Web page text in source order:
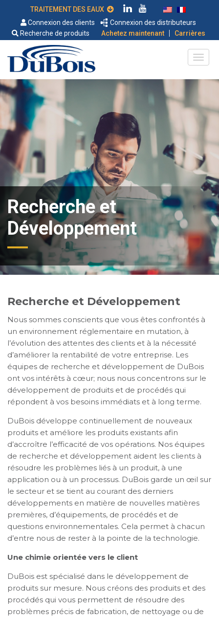
Connexion des clients
Connexion des distributeurs
Recherche de produits
Achetez maintenant | Carrières
Recherche et
Développement
Recherche et Développement
Nous sommes conscients que vous êtes confrontés à
un environnement réglementaire en mutation, à
l’évolution des attentes des clients et à la nécessité
d’améliorer la rentabilité de votre entreprise. Les
équipes de recherche et développement de DuBois
ont vos intérêts à cœur; nous nous concentrons sur le
développement de produits et de procédés qui
répondent à vos besoins immédiats et à long terme.
DuBois développe continuellement de nouveaux
produits et améliore les produits existants afin
d’accroître l’efficacité de vos opérations. Nos équipes
de recherche et développement aident les clients à
résoudre les problèmes liés à un produit, à une
application ou à un processus. DuBois garde un œil sur
le secteur et se tient au courant des derniers
développements en matière de nouvelles matières
premières, d’équipements, de procédés et de
questions environnementales. Cela permet à chacun
d’entre nous de rester à la pointe de la technologie.
Une chimie orientée vers le client
DuBois est spécialisé dans le développement de
produits sur mesure. Nous créons des produits et des
procédés qui vous permettent de résoudre des
problèmes précis de fabrication, de nettoyage ou de